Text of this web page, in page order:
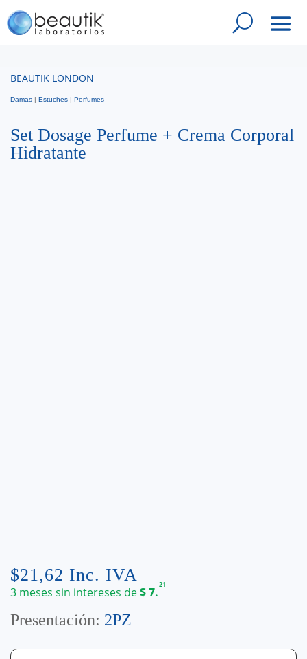
BEAUTIK LONDON
Damas | Estuches | Perfumes
Set Dosage Perfume + Crema Corporal
Hidratante
$21,62 Inc. IVA
3 meses sin intereses de$7.21
Presentación: 2PZ